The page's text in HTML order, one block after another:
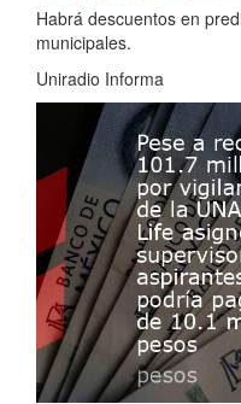
Habrá descuentos en
municipales.
Uniradio Informa